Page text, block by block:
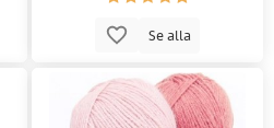
Se alla